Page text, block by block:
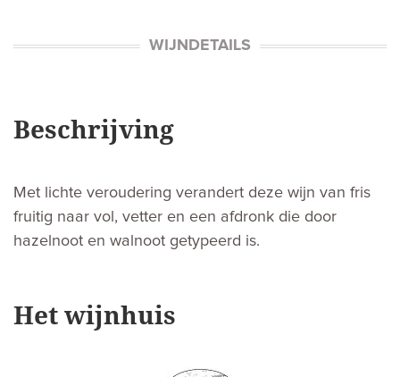
WIJNDETAILS
Beschrijving
Met lichte veroudering verandert deze wijn van fris
fruitig naar vol, vetter en een afdronk die door
hazelnoot en walnoot getypeerd is.
Het wijnhuis